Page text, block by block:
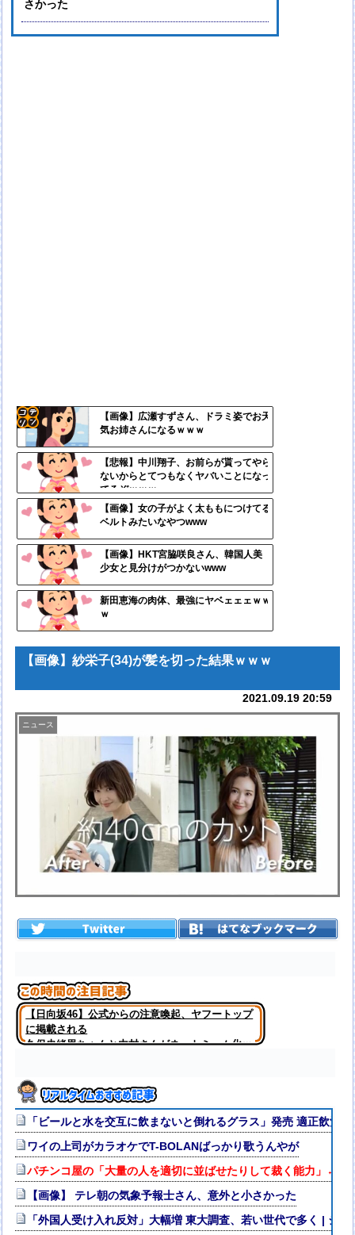
さかった
【画像】広瀬すずさん、ドラミ姿でお天
気お姉さんになるｗｗｗ
【悲報】中川翔子、お前らが貰ってやら
ないからとてつもなくヤバいことになっ
てるぞｗｗｗ
【画像】女の子がよく太ももにつけてる
ベルトみたいなやつwww
【画像】HKT宮脇咲良さん、韓国人美
少女と見分けがつかないwww
新田恵海の肉体、最強にヤベェェェｗｗ
ｗ
コテ
リン
定リ
ツー
【画像】紗栄子(34)が髪を切った結果ｗｗｗ
2021.09.19 20:59
ニュース
【日向坂46】公式からの注意喚起、ヤフートップ
に掲載される
久保史緒里ちゃんと内村さんがネットミーム化ｗ
「ビールと水を交互に飲まないと倒れるグラス」発売 適正飲酒を
ワイの上司がカラオケでT-BOLANばっかり歌うんやが
パチンコ屋の「大量の人を適切に並ばせたりして裁く能力」←こ
【画像】 テレ朝の気象予報士さん、意外と小さかった
「外国人受け入れ反対」大幅増 東大調査、若い世代で多く | ジ